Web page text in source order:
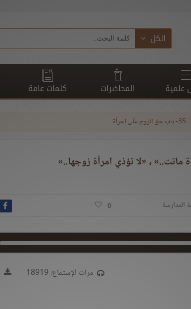
الكل
علمية المحاضرات كلمات عامة
ماتت..» ، «لا تؤذي امرأة زوجها..»
المدارسة 0
مرات الإستماع: 18919